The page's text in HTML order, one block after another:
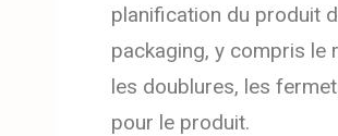
planification du produit
packaging, y compris le
les doublures, les
pour le produit.